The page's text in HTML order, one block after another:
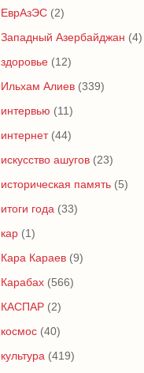
ЕврАзЭС (2)
Западный Азербайджан (4)
здоровье (12)
Ильхам Алиев (339)
интервью (11)
интернет (44)
искусство ашугов (23)
историческая память (5)
итоги года (33)
кар (1)
Кара Караев (9)
Карабах (566)
КАСПАР (2)
космос (40)
культура (419)